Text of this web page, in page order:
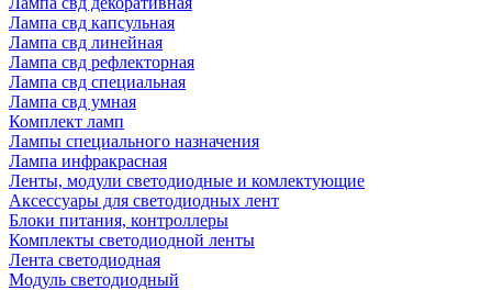
Лампа свд капсульная
Лампа свд линейная
Лампа свд рефлекторная
Лампа свд специальная
Лампа свд умная
Комплект ламп
Лампы специального назначения
Лампа инфракрасная
Ленты, модули светодиодные и комлектующие
Аксессуары для светодиодных лент
Блоки питания, контроллеры
Комплекты светодиодной ленты
Лента светодиодная
Модуль светодиодный